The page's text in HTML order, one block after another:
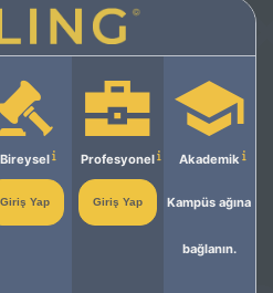
Bireysel
Giriş Yap
Profesyonel
Giriş Yap
Akademik
Kampüs ağına
bağlanın.